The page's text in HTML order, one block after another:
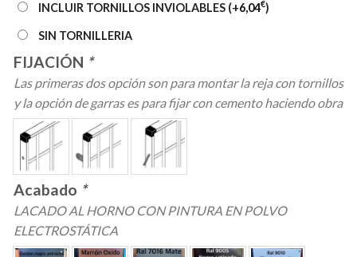
INCLUIR TORNILLOS INVIOLABLES (+6,04€)
SIN TORNILLERIA
FIJACIÓN *
Las primeras dos opción son para montar la reja con tornillos
y la opción de garras es para fijar con cemento haciendo obra
Acabado *
LACADO AL HORNO CON PINTURA EN POLVO
ELECTROSTÁTICA